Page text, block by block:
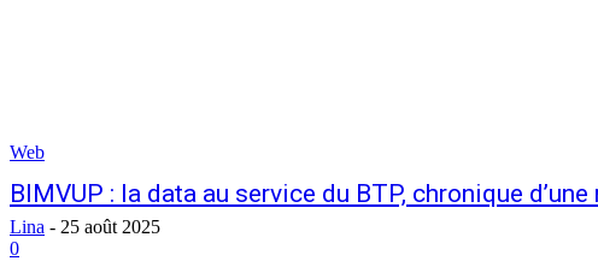
Web
BIMVUP : la data au service du BTP, chronique
Lina - 25 août 2025
0